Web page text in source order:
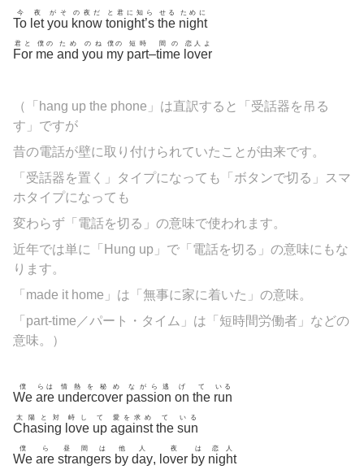
To
今
let
夜
you
がそ
know
の夜だ
tonight’s
と君に知ら
the
せる
night
ために
For
君と
me
僕の
and
ため
you
のね
my
僕の
part
短時
–time
間の
lover
恋人よ
（「hang up the phone」は直訳すると「受話器を吊る
す」ですが
昔の電話が壁に取り付けられていたことが由来です。
「受話器を置く」タイプになっても「ボタンで切る」スマ
ホタイプになっても
変わらず「電話を切る」の意味で使われます。
近年では単に「Hung up」で「電話を切る」の意味にもな
ります。
「made it home」は「無事に家に着いた」の意味。
「part-time／パート・タイム」は「短時間労働者」などの
意味。
）
We
僕
are
らは
undercover
情熱を秘め
passion
ながら逃
on
げ
the
て
run
いる
Chasing
太陽と対
love
峙し
up
て
against
愛を求め
the
て
sun
いる
We
僕
are
ら
strangers
昼間は
by
他
day
人
, lover
夜
by
は
night
恋人